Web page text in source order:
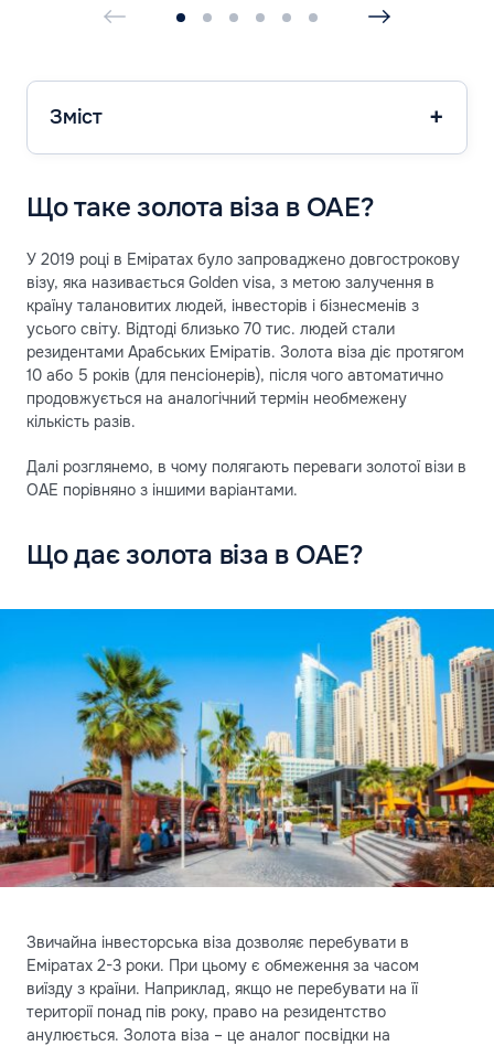
Зміст
Що таке золота віза в ОАЕ?
У 2019 році в Еміратах було запроваджено довгострокову
візу, яка називається Golden visa, з метою залучення в
країну талановитих людей, інвесторів і бізнесменів з
усього світу. Відтоді близько 70 тис. людей стали
резидентами Арабських Еміратів. Золота віза діє протягом
10 або 5 років (для пенсіонерів), після чого автоматично
продовжується на аналогічний термін необмежену
кількість разів.
Далі розглянемо, в чому полягають переваги золотої візи в
ОАЕ порівняно з іншими варіантами.
Що дає золота віза в ОАЕ?
Звичайна інвесторська віза дозволяє перебувати в
Еміратах 2-3 роки. При цьому є обмеження за часом
виїзду з країни. Наприклад, якщо не перебувати на її
території понад пів року, право на резидентство
анулюється. Золота віза – це аналог посвідки на